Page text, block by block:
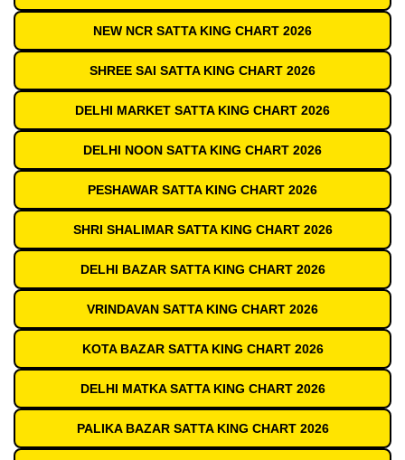
NEW NCR SATTA KING CHART 2026
SHREE SAI SATTA KING CHART 2026
DELHI MARKET SATTA KING CHART 2026
DELHI NOON SATTA KING CHART 2026
PESHAWAR SATTA KING CHART 2026
SHRI SHALIMAR SATTA KING CHART 2026
DELHI BAZAR SATTA KING CHART 2026
VRINDAVAN SATTA KING CHART 2026
KOTA BAZAR SATTA KING CHART 2026
DELHI MATKA SATTA KING CHART 2026
PALIKA BAZAR SATTA KING CHART 2026